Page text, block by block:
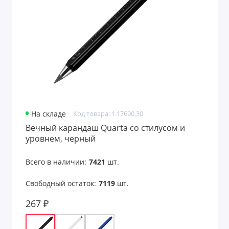
Предметы интерьера
Пришивные патчи
Развлекательные игры
Расчески
Ремувки и пуллеры
Садовые аксессуары
На складе Код товара: 1.17690.30
Вечный карандаш Quarta со стилусом и
уровнем, черный
Всего в наличии: 7421 шт.
Свободный остаток: 7119шт.
267 ₽